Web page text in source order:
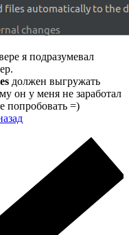
я подразумевал
должен выгружать
он у меня не заработал
попробовать =)